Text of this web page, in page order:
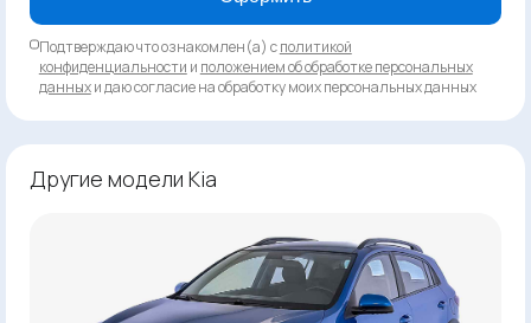
Подтверждаю что ознакомлен(а) сполитикой
конфиденциальности и положением об обработке персональных
данныхи даю согласие на обработку моих персональных данных
Другие модели Kia